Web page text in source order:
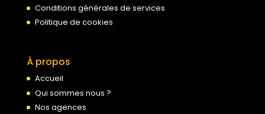
Conditions générales de services
Politique de cookies
À propos
Accueil
Qui sommes nous ?
Nos agences